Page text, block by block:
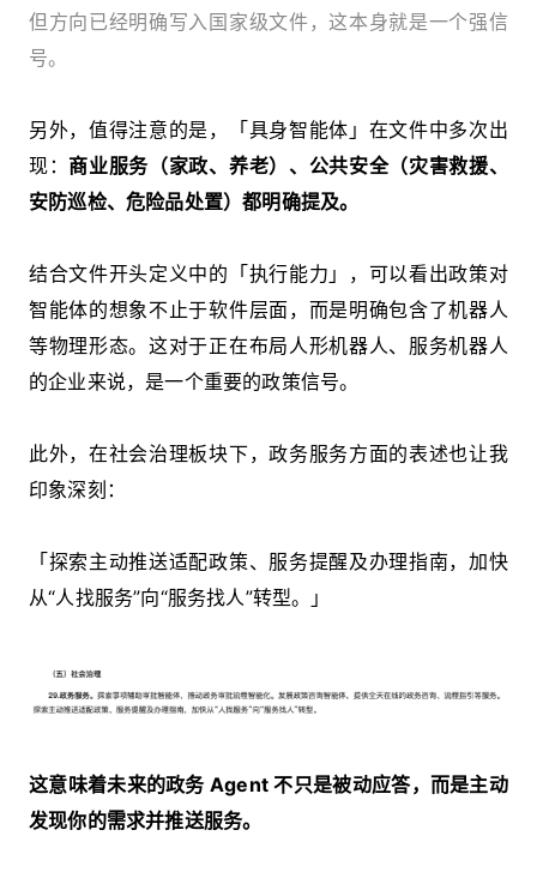
但方向已经明确写入国家级文件，这本身就是一个强信
号。
另外，值得注意的是，「具身智能体」在文件中多次出
现： 商业服务（家政、养老）、公共安全（灾害救援、
安防巡检、危险品处置）都明确提及。
结合文件开头定义中的「执行能力」，可以看出政策对
智能体的想象不止于软件层面，而是明确包含了机器人
等物理形态。这对于正在布局人形机器人、服务机器人
的企业来说，是一个重要的政策信号。
此外，在社会治理板块下，政务服务方面的表述也让我
印象深刻：
「探索主动推送适配政策、服务提醒及办理指南，加快
从“人找服务”向“服务找人”转型。」
这意味着未来的政务 Agent 不只是被动应答，而是主动
发现你的需求并推送服务。